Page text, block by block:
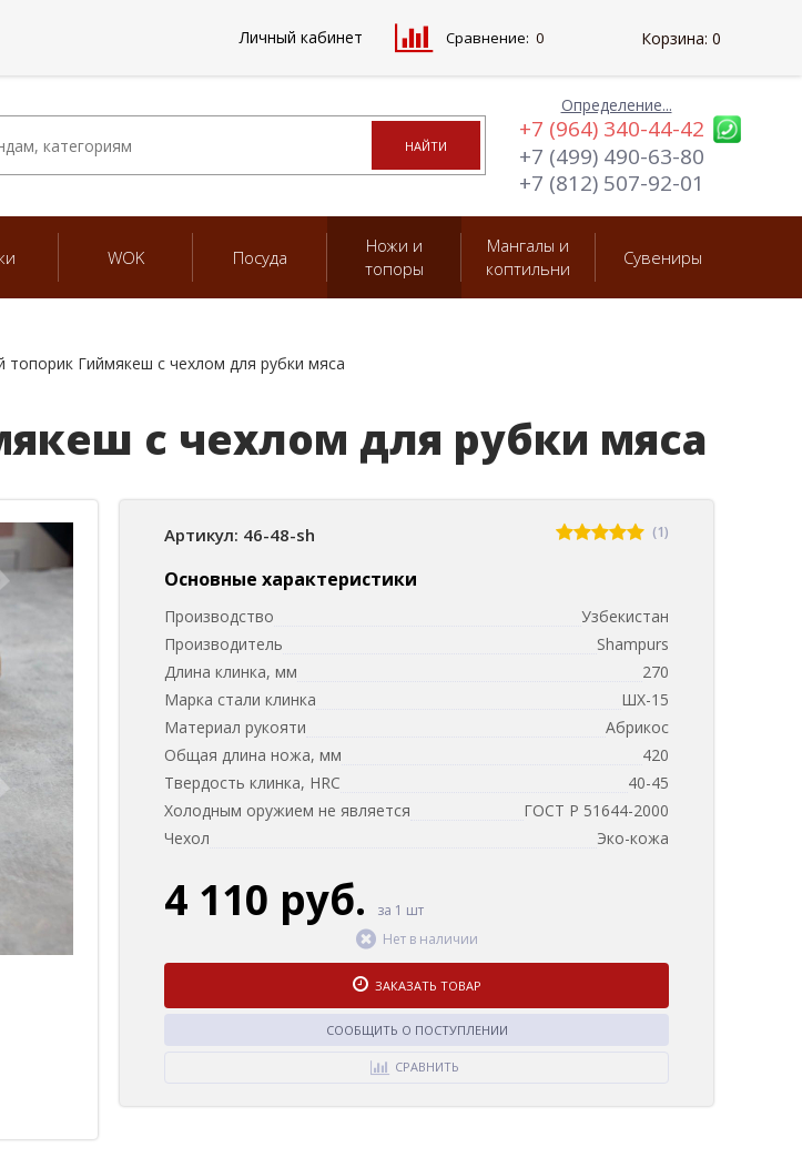
Определение...
+7 (964) 340-44-42
+7 (499) 490-63-80
+7 (812) 507-92-01
WOK Посуда
Ножи и
топоры
Мангалы и
коптильни
Сувениры
топорик Гиймякеш с чехлом для рубки мяса
с чехлом для рубки мяса
Артикул: 46-48-sh (1)
Основные характеристики
Производство
Узбекистан
Производитель
Shampurs
Длина клинка, мм
270
Марка стали клинка
ШХ-15
Материал рукояти
Абрикос
Общая длина ножа, мм
420
Твердость клинка, HRC
40-45
Холодным оружием не является
ГОСТ Р 51644-2000
Чехол
Эко-кожа
4 110 руб.
за 1 шт
Нет в наличии
ЗАКАЗАТЬ ТОВАР
СООБЩИТЬ О ПОСТУПЛЕНИИ
СРАВНИТЬ
Личный кабинет Сравнение: 0 Корзина: 0